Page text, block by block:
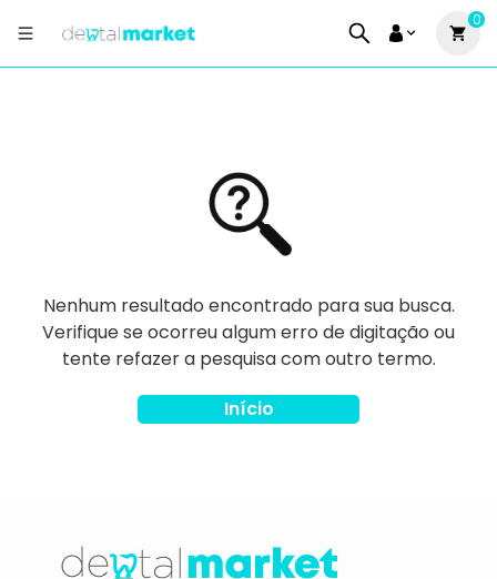
0
Nenhum resultado encontrado para sua busca.
Verifique se ocorreu algum erro de digitação ou
tente refazer a pesquisa com outro termo.
Início